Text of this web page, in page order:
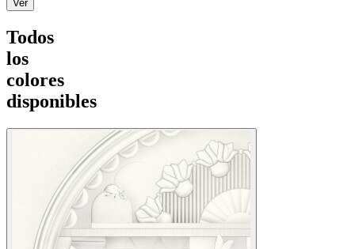
Ver
Todos
los
colores
disponibles